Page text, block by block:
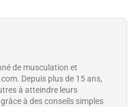
de musculation et
Depuis plus de 15 ans,
à atteindre leurs
à des conseils simples